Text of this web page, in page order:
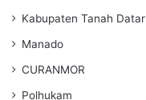
Kabupaten Tanah Datar
Manado
CURANMOR
Polhukam